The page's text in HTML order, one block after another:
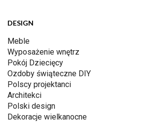
DESIGN
Meble
Wyposażenie wnętrz
Pokój Dziecięcy
Ozdoby świąteczne DIY
Polscy projektanci
Architekci
Polski design
Dekoracje wielkanocne